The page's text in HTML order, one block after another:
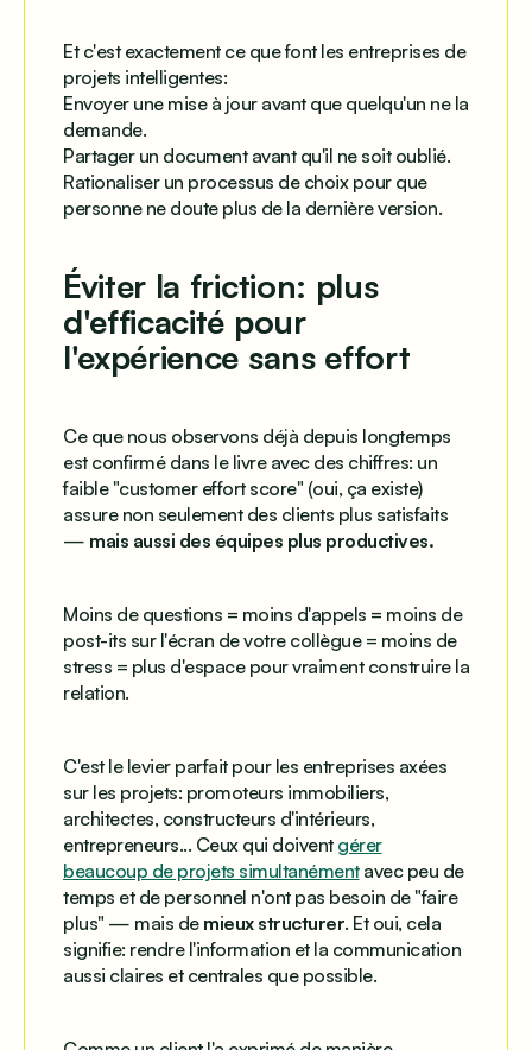
Et c'est exactement ce que font les entreprises de
projets intelligentes:
Envoyer une mise à jour avant que quelqu'un ne la
demande.
Partager un document avant qu'il ne soit oublié.
Rationaliser un processus de choix pour que
personne ne doute plus de la dernière version.
Éviter la friction: plus
d'efficacité pour
l'expérience sans effort
Ce que nous observons déjà depuis longtemps
est confirmé dans le livre avec des chiffres: un
faible "customer effort score" (oui, ça existe)
assure non seulement des clients plus satisfaits
— mais aussi des équipes plus productives.
Moins de questions = moins d'appels = moins de
post-its sur l'écran de votre collègue = moins de
stress = plus d'espace pour vraiment construire la
relation.
C'est le levier parfait pour les entreprises axées
sur les projets: promoteurs immobiliers,
architectes, constructeurs d'intérieurs,
entrepreneurs... Ceux qui doivent gérer
beaucoup de projets simultanémentavec peu de
temps et de personnel n'ont pas besoin de "faire
plus" — mais de mieux structurer. Et oui, cela
signifie: rendre l'information et la communication
aussi claires et centrales que possible.